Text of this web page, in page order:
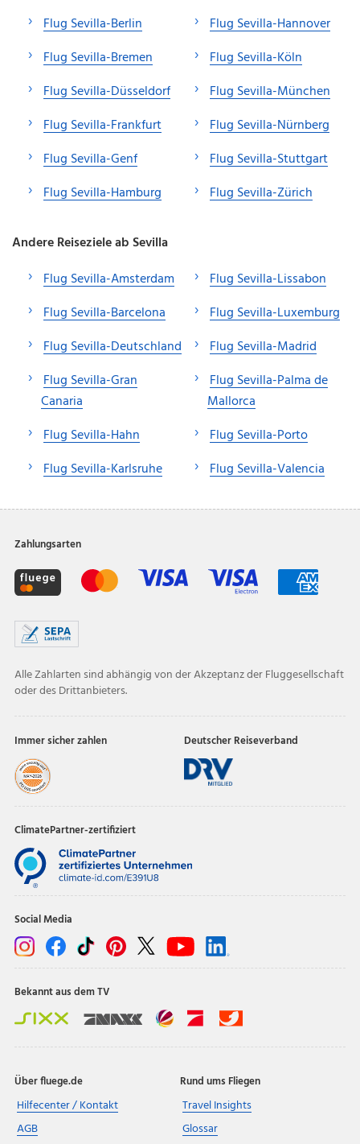
Flug Sevilla-Berlin
Flug Sevilla-Bremen
Flug Sevilla-Düsseldorf
Flug Sevilla-Frankfurt
Flug Sevilla-Genf
Flug Sevilla-Hamburg
Flug Sevilla-Hannover
Flug Sevilla-Köln
Flug Sevilla-München
Flug Sevilla-Nürnberg
Flug Sevilla-Stuttgart
Flug Sevilla-Zürich
Andere Reiseziele ab Sevilla
Flug Sevilla-Amsterdam
Flug Sevilla-Barcelona
Flug Sevilla-Deutschland
Flug Sevilla-Gran
Canaria
Flug Sevilla-Hahn
Flug Sevilla-Karlsruhe
Flug Sevilla-Lissabon
Flug Sevilla-Luxemburg
Flug Sevilla-Madrid
Flug Sevilla-Palma de
Mallorca
Flug Sevilla-Porto
Flug Sevilla-Valencia